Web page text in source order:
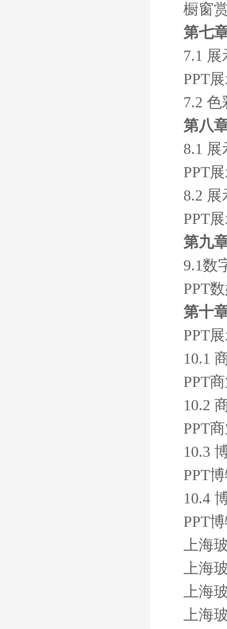
橱窗
第七
7.1
PPT
7.2
第八
8.1
PPT
8.2
PPT
第九
9.1数
PPT
第十
PPT
10.1
PPT
10.2
PPT
10.3
PPT
10.4
PPT
上海
上海
上海
上海